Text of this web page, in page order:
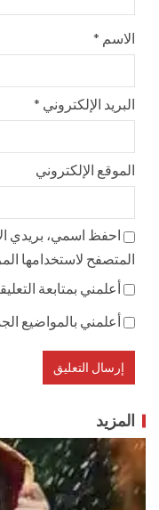
الاسم *
البريد الإلكتروني *
الموقع الإلكتروني
احفظ اسمي، بريدي
المتصفح لاستخدامها
أعلمني بمتابعة
أعلمني بالمواضيع
المزيد